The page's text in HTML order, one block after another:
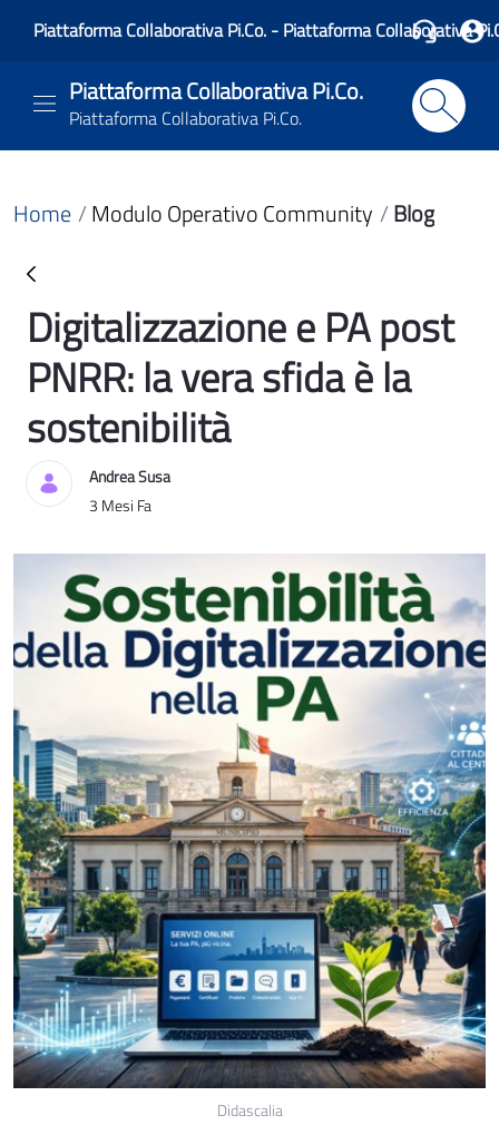
Piattaforma Collaborativa Pi.Co. - Piattaforma Collaborativa
Piattaforma Collaborativa Pi.Co.
Piattaforma Collaborativa Pi.Co.
Home Modulo Operativo Community Blog
BlogDigitalizzazione e PA post
PNRR: la vera sfida è la
sostenibilità
Andrea Susa
Data di Pubblicazione
3 Mesi Fa
Didascalia